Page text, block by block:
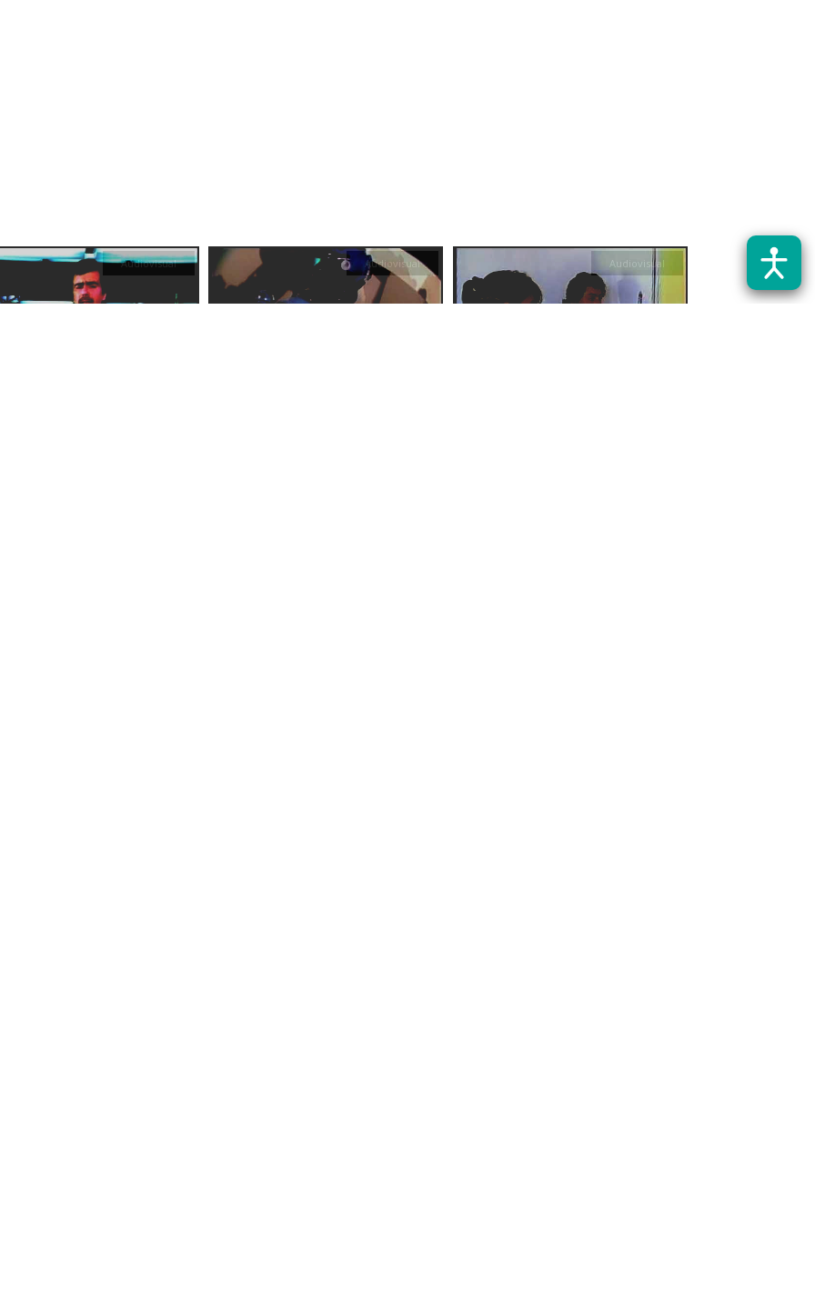
Audiovisual Audiovisual Audiovisual